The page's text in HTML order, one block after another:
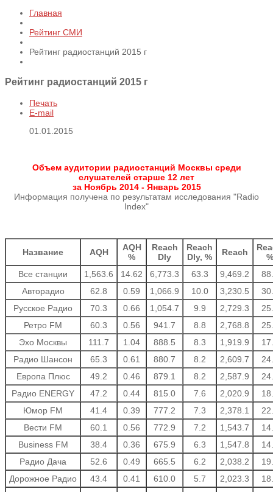
Главная
Рейтинг СМИ
Рейтинг радиостанций 2015 г
Рейтинг радиостанций 2015 г
Печать
E-mail
01.01.2015
Объем аудитории радиостанций Москвы среди
слушателей старше 12 лет
за Ноябрь 2014 - Январь 2015
Информация получена по результатам исследования "Radio
Index"
Название AQH
AQH
%
Reach
Dly
Reach
Dly, %
Reach
%
Все станции
1,563.6 14.62 6,773.3 63.3 9,469.2
Авторадио
62.8 0.59 1,066.9 10.0 3,230.5
Русское Радио
70.3 0.66 1,054.7 9.9 2,729.3
Ретро FM
60.3 0.56 941.7 8.8 2,768.8
Эхо Москвы
111.7 1.04 888.5 8.3 1,919.9
Радио Шансон
65.3 0.61 880.7 8.2 2,609.7
Европа Плюс
49.2 0.46 879.1 8.2 2,587.9
Радио ENERGY
47.2 0.44 815.0 7.6 2,020.9
Юмор FM
41.4 0.39 777.2 7.3 2,378.1
Вести FM
60.1 0.56 772.9 7.2 1,543.7
Business FM
38.4 0.36 675.9 6.3 1,547.8
Радио Дача
52.6 0.49 665.5 6.2 2,038.2
Дорожное Радио
43.4 0.41 610.0 5.7 2,023.3